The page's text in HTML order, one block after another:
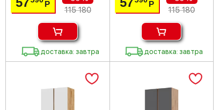
Р
115 180
доставка: завтра
Р
115 180
доставка: завтра